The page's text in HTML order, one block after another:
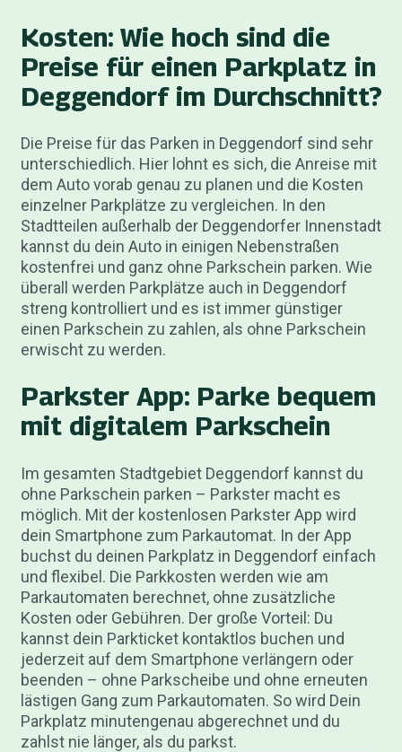
Kosten: Wie hoch sind die
Preise für einen Parkplatz in
Deggendorf im Durchschnitt?
Die Preise für das Parken in Deggendorf sind sehr
unterschiedlich. Hier lohnt es sich, die Anreise mit
dem Auto vorab genau zu planen und die Kosten
einzelner Parkplätze zu vergleichen. In den
Stadtteilen außerhalb der Deggendorfer Innenstadt
kannst du dein Auto in einigen Nebenstraßen
kostenfrei und ganz ohne Parkschein parken. Wie
überall werden Parkplätze auch in Deggendorf
streng kontrolliert und es ist immer günstiger
einen Parkschein zu zahlen, als ohne Parkschein
erwischt zu werden.
Parkster App: Parke bequem
mit digitalem Parkschein
Im gesamten Stadtgebiet Deggendorf kannst du
ohne Parkschein parken – Parkster macht es
möglich. Mit der kostenlosen Parkster App wird
dein Smartphone zum Parkautomat. In der App
buchst du deinen Parkplatz in Deggendorf einfach
und flexibel. Die Parkkosten werden wie am
Parkautomaten berechnet, ohne zusätzliche
Kosten oder Gebühren. Der große Vorteil: Du
kannst dein Parkticket kontaktlos buchen und
jederzeit auf dem Smartphone verlängern oder
beenden – ohne Parkscheibe und ohne erneuten
lästigen Gang zum Parkautomaten. So wird Dein
Parkplatz minutengenau abgerechnet und du
zahlst nie länger, als du parkst.